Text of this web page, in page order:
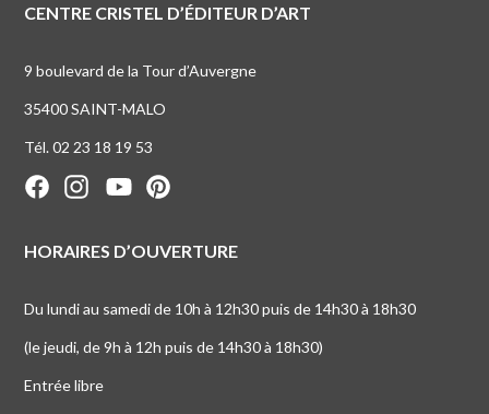
CENTRE CRISTEL D’ÉDITEUR D’ART
9 boulevard de la Tour d’Auvergne
35400 SAINT-MALO
Tél. 02 23 18 19 53
HORAIRES D’OUVERTURE
Du lundi au samedi de 10h à 12h30 puis de 14h30 à 18h30
(le jeudi, de 9h à 12h puis de 14h30 à 18h30)
Entrée libre